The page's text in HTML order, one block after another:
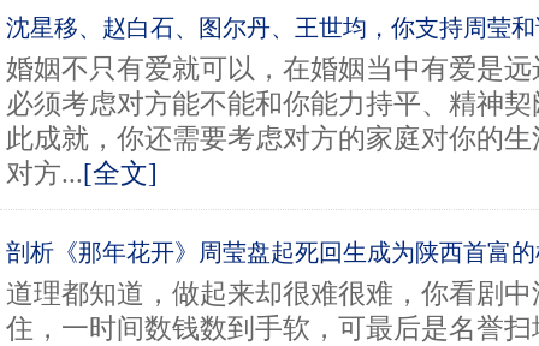
沈星移、赵白石、图尔丹、王世均，你支持周莹
婚姻不只有爱就可以，在婚姻当中有爱是
必须考虑对方能不能和你能力持平、精神
此成就，你还需要考虑对方的家庭对你的
对方...[全文]
剖析《那年花开》周莹盘起死回生成为陕西首富
道理都知道，做起来却很难很难，你看剧
住，一时间数钱数到手软，可最后是名誉